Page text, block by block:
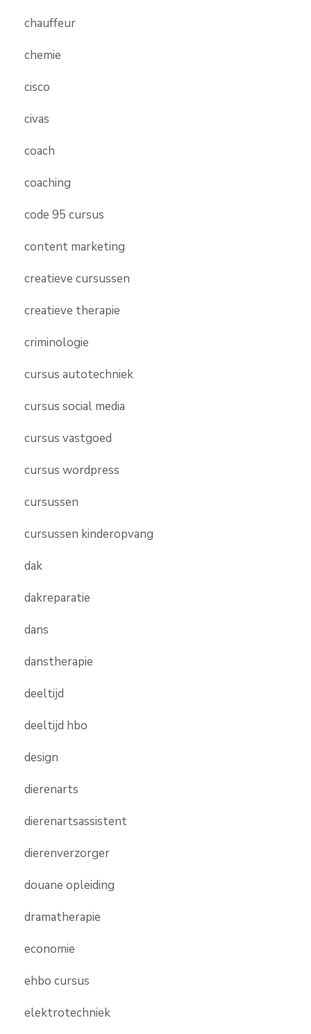
chauffeur
chemie
cisco
civas
coach
coaching
code 95 cursus
content marketing
creatieve cursussen
creatieve therapie
criminologie
cursus autotechniek
cursus social media
cursus vastgoed
cursus wordpress
cursussen
cursussen kinderopvang
dak
dakreparatie
dans
danstherapie
deeltijd
deeltijd hbo
design
dierenarts
dierenartsassistent
dierenverzorger
douane opleiding
dramatherapie
economie
ehbo cursus
elektrotechniek